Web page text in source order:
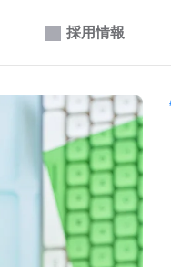
採用情報